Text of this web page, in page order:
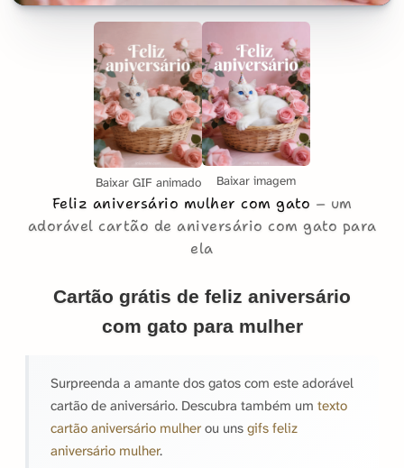
Baixar GIF animado Baixar imagem
Feliz aniversário mulher com gato
um
adorável cartão de aniversário com gato para
ela
Cartão grátis de feliz aniversário
com gato para mulher
Surpreenda a amante dos gatos com este adorável
cartão de aniversário. Descubra também um texto
cartão aniversário mulher ou uns gifs feliz
aniversário mulher.